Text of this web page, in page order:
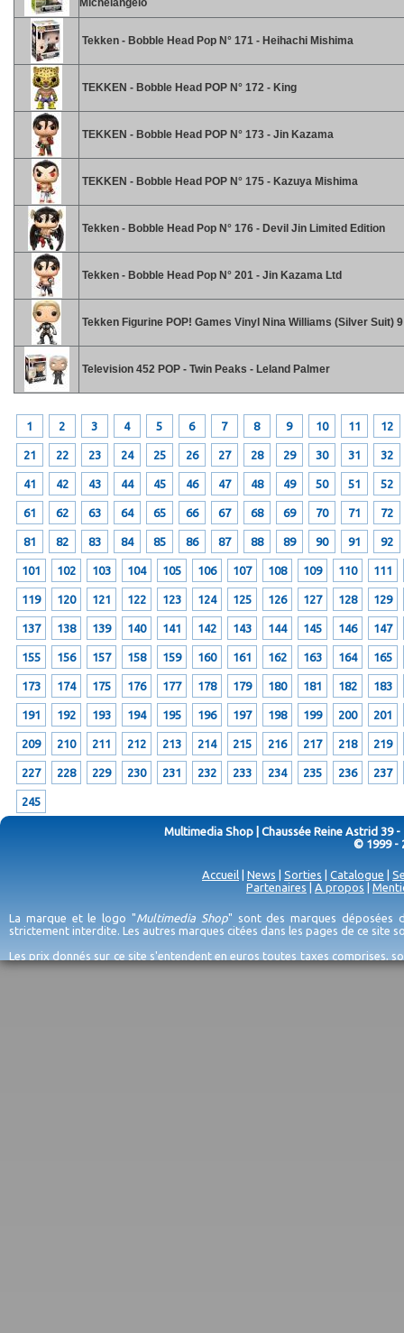
Michelangelo
Tekken - Bobble Head Pop N° 171 - Heihachi Mishima
TEKKEN - Bobble Head POP N° 172 - King
TEKKEN - Bobble Head POP N° 173 - Jin Kazama
TEKKEN - Bobble Head POP N° 175 - Kazuya Mishima
Tekken - Bobble Head Pop N° 176 - Devil Jin Limited Edition
Tekken - Bobble Head Pop N° 201 - Jin Kazama Ltd
Tekken Figurine POP! Games Vinyl Nina Williams (Silver Suit)
Television 452 POP - Twin Peaks - Leland Palmer
1 2 3 4 5 6 7 8 9 10 11 12
21 22 23 24 25 26 27 28 29 30 31 32
41 42 43 44 45 46 47 48 49 50 51 52
61 62 63 64 65 66 67 68 69 70 71 72
81 82 83 84 85 86 87 88 89 90 91 92
101 102 103 104 105 106 107 108 109 110 111
119 120 121 122 123 124 125 126 127 128 129
137 138 139 140 141 142 143 144 145 146 147
155 156 157 158 159 160 161 162 163 164 165
173 174 175 176 177 178 179 180 181 182 183
191 192 193 194 195 196 197 198 199 200 201
209 210 211 212 213 214 215 216 217 218 219
227 228 229 230 231 232 233 234 235 236 237
245
Multimedia Shop | Chaussée Reine Astrid 39 -
© 1999 -
Accueil News Sorties Catalogue
Partenaires
A propos
La marque et le logo "Multimedia Shop" sont des marques déposées
strictement interdite. Les autres marques citées dans les pages de ce site
Les prix donnés sur ce site s'entendent en euros toutes taxes comprises,
erreurs d'encodage, et sauf épuisement du stock et/ou impossibilité de